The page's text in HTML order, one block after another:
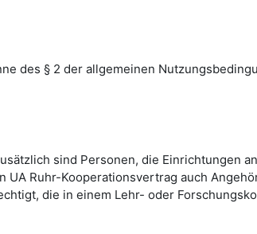
des § 2 der allgemeinen
sind Personen, die Einrichtungen
Ruhr-Kooperationsvertrag auch
die in einem Lehr- oder